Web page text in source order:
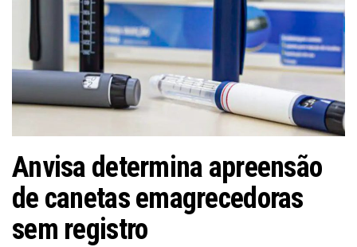
Anvisa determina apreensão
de canetas emagrecedoras
sem registro